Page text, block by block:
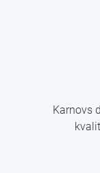
Karnovs